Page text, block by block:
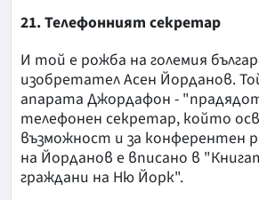
21. Телефонният секретар
И той е рожба на големия
изобретател Асен Йорданов.
апарата Джордафон -
телефонен секретар, който
възможност и за конферентен
на Йорданов е вписано в
граждани на Ню Йорк".